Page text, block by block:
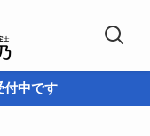
付中です